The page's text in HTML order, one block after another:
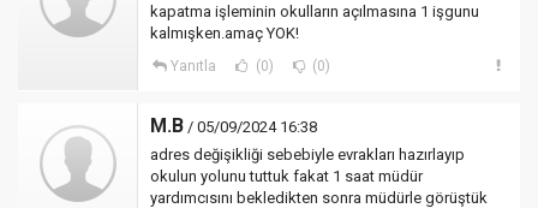
kapatma işleminin okulların açılmasına 1 işgunu
kalmışken.amaç YOK!
Yanıtla (0) (0)
M.B / 05/09/2024 16:38
adres değişikliği sebebiyle evrakları hazırlayıp
okulun yolunu tuttuk fakat 1 saat müdür
yardımcısını bekledikten sonra müdürle görüştük